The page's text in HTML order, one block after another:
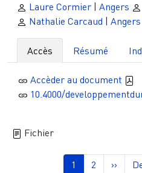
Laure Cormier Angers
Nathalie Carcaud
Angers
Accès Résumé
Accèder au document
10.4000/
Fichier
Pagination
Page courante
1 Page
2 Page
››